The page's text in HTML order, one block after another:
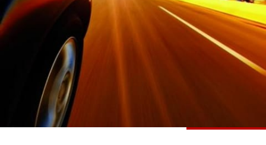
كأس العالم
البرامج